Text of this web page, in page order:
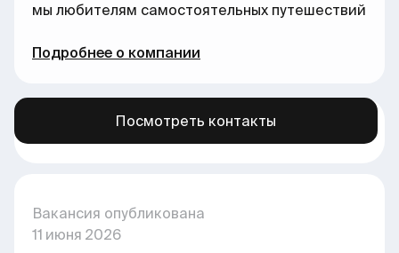
Вакансия опубликована
11 июня 2026
мы любителям самостоятельных путешествий
Подробнее о компании
Посмотреть контакты
Больше вакансий в нашем канале →